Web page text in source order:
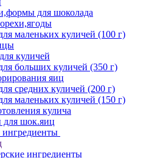
для шоколада
маленьких куличей (100 г)
куличей
больших куличей (350 г)
яиц
средних куличей (200 г)
маленьких куличей (150 г)
кулича
для шок.яиц
ингредиенты
ингредиенты